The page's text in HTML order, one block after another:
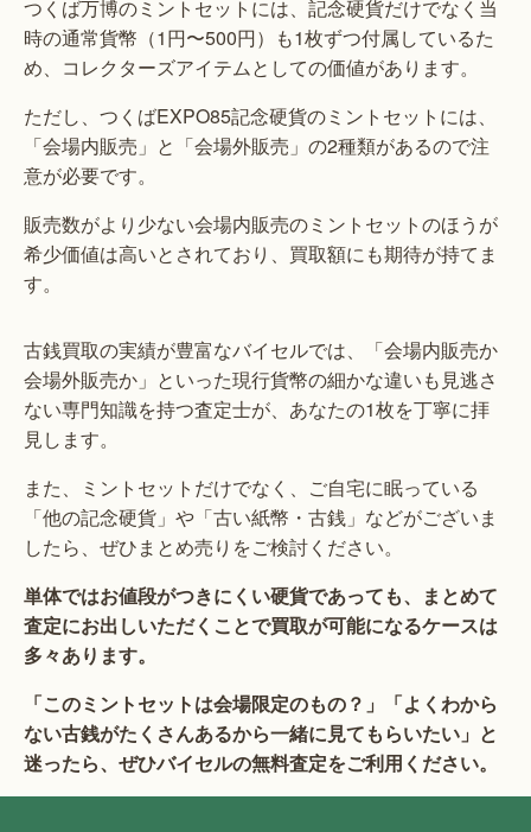
つくば万博のミントセットには、記念硬貨だけでなく当
時の通常貨幣（1円〜500円）も1枚ずつ付属しているた
め、コレクターズアイテムとしての価値があります。
ただし、つくばEXPO85記念硬貨のミントセットには、
「会場内販売」と「会場外販売」の2種類があるので注
意が必要です。
販売数がより少ない会場内販売のミントセットのほうが
希少価値は高いとされており、買取額にも期待が持てま
す。
古銭買取の実績が豊富なバイセルでは、「会場内販売か
会場外販売か」といった現行貨幣の細かな違いも見逃さ
ない専門知識を持つ査定士が、あなたの1枚を丁寧に拝
見します。
また、ミントセットだけでなく、ご自宅に眠っている
「他の記念硬貨」や「古い紙幣・古銭」などがございま
したら、ぜひまとめ売りをご検討ください。
単体ではお値段がつきにくい硬貨であっても、まとめて
査定にお出しいただくことで買取が可能になるケースは
多々あります。
「このミントセットは会場限定のもの？」「よくわから
ない古銭がたくさんあるから一緒に見てもらいたい」と
迷ったら、ぜひバイセルの無料査定をご利用ください。